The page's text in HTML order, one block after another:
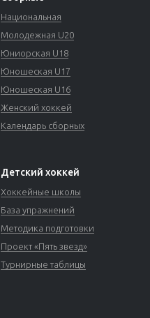
Национальная
Молодежная U20
Юниорская U18
Юношеская U17
Юношеская U16
Женский хоккей
Календарь сборных
Детский хоккей
Хоккейные школы
База упражнений
Методика подготовки
Проект «Пять звезд»
Турнирные таблицы